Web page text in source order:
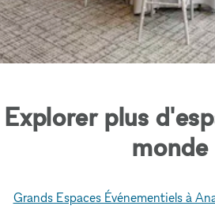
Explorer plus
monde
Grands Espaces Événementiels à